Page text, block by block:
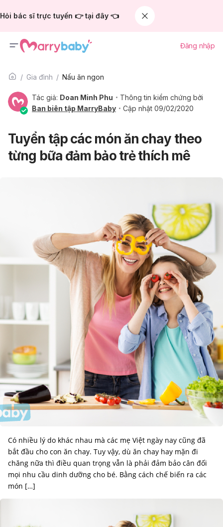
Hỏi bác sĩ trực tuyến 👉 tại đây 👈
Đăng nhập
Gia đình Nấu ăn ngon
Tác giả: Doan Minh Phu
Thông tin kiểm chứng bởi
Ban biên tập MarryBaby
Cập nhật 09/02/2020
Tuyển tập các món ăn chay theo
từng bữa đảm bảo trẻ thích mê
Có nhiều lý do khác nhau mà các mẹ Việt ngày nay cũng đã
bắt đầu cho con ăn chay. Tuy vậy, dù ăn chay hay mặn đi
chăng nữa thì điều quan trọng vẫn là phải đảm bảo cân đối
mọi nhu cầu dinh dưỡng cho bé. Bằng cách chế biến ra các
món […]